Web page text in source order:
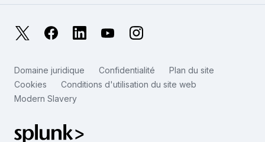
Métriques de fiabilité
Dépenses en IT et en technologies en 2025
Deutsch
日本語
简体中文
Splunk – Logo pied de page
FacebookLinkedIn YouTubeInstagram
Domaine juridique Confidentialité
Plan du site
Cookies
Conditions d'utilisation du site web
Modern Slavery